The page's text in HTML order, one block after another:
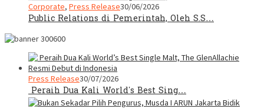
Corporate, Press Release30/06/2026
Public Relations di Pemerintah, Oleh S.S…
Press Release30/07/2026
Peraih Dua Kali World’s Best Sing…